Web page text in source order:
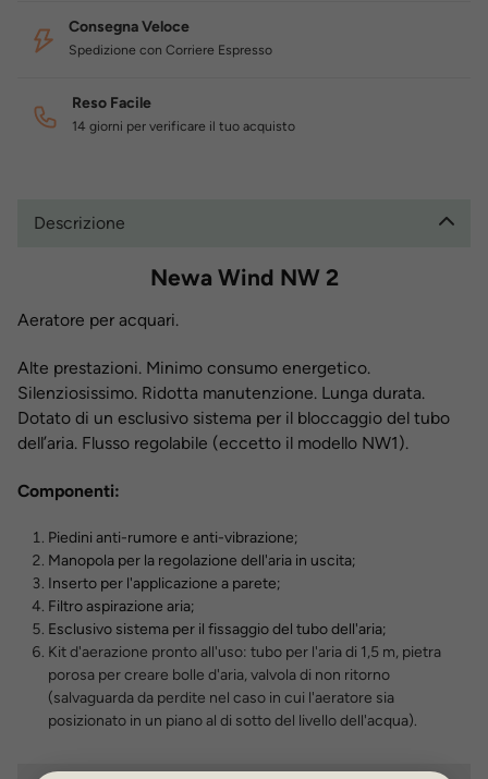
Consegna Veloce
Spedizione con Corriere Espresso
Reso Facile
14 giorni per verificare il tuo acquisto
Descrizione
Newa Wind NW 2
Aeratore per acquari.
Alte prestazioni. Minimo consumo energetico.
Silenziosissimo. Ridotta manutenzione. Lunga durata.
Dotato di un esclusivo sistema per il bloccaggio del tubo
dell’aria. Flusso regolabile (eccetto il modello NW1).
Componenti:
Piedini anti-rumore e anti-vibrazione;
Manopola per la regolazione dell'aria in uscita;
Inserto per l'applicazione a parete;
Filtro aspirazione aria;
Esclusivo sistema per il fissaggio del tubo dell'aria;
Kit d'aerazione pronto all'uso: tubo per l'aria di 1,5 m, pietra
porosa per creare bolle d'aria, valvola di non ritorno
(salvaguarda da perdite nel caso in cui l'aeratore sia
posizionato in un piano al di sotto del livello dell'acqua).